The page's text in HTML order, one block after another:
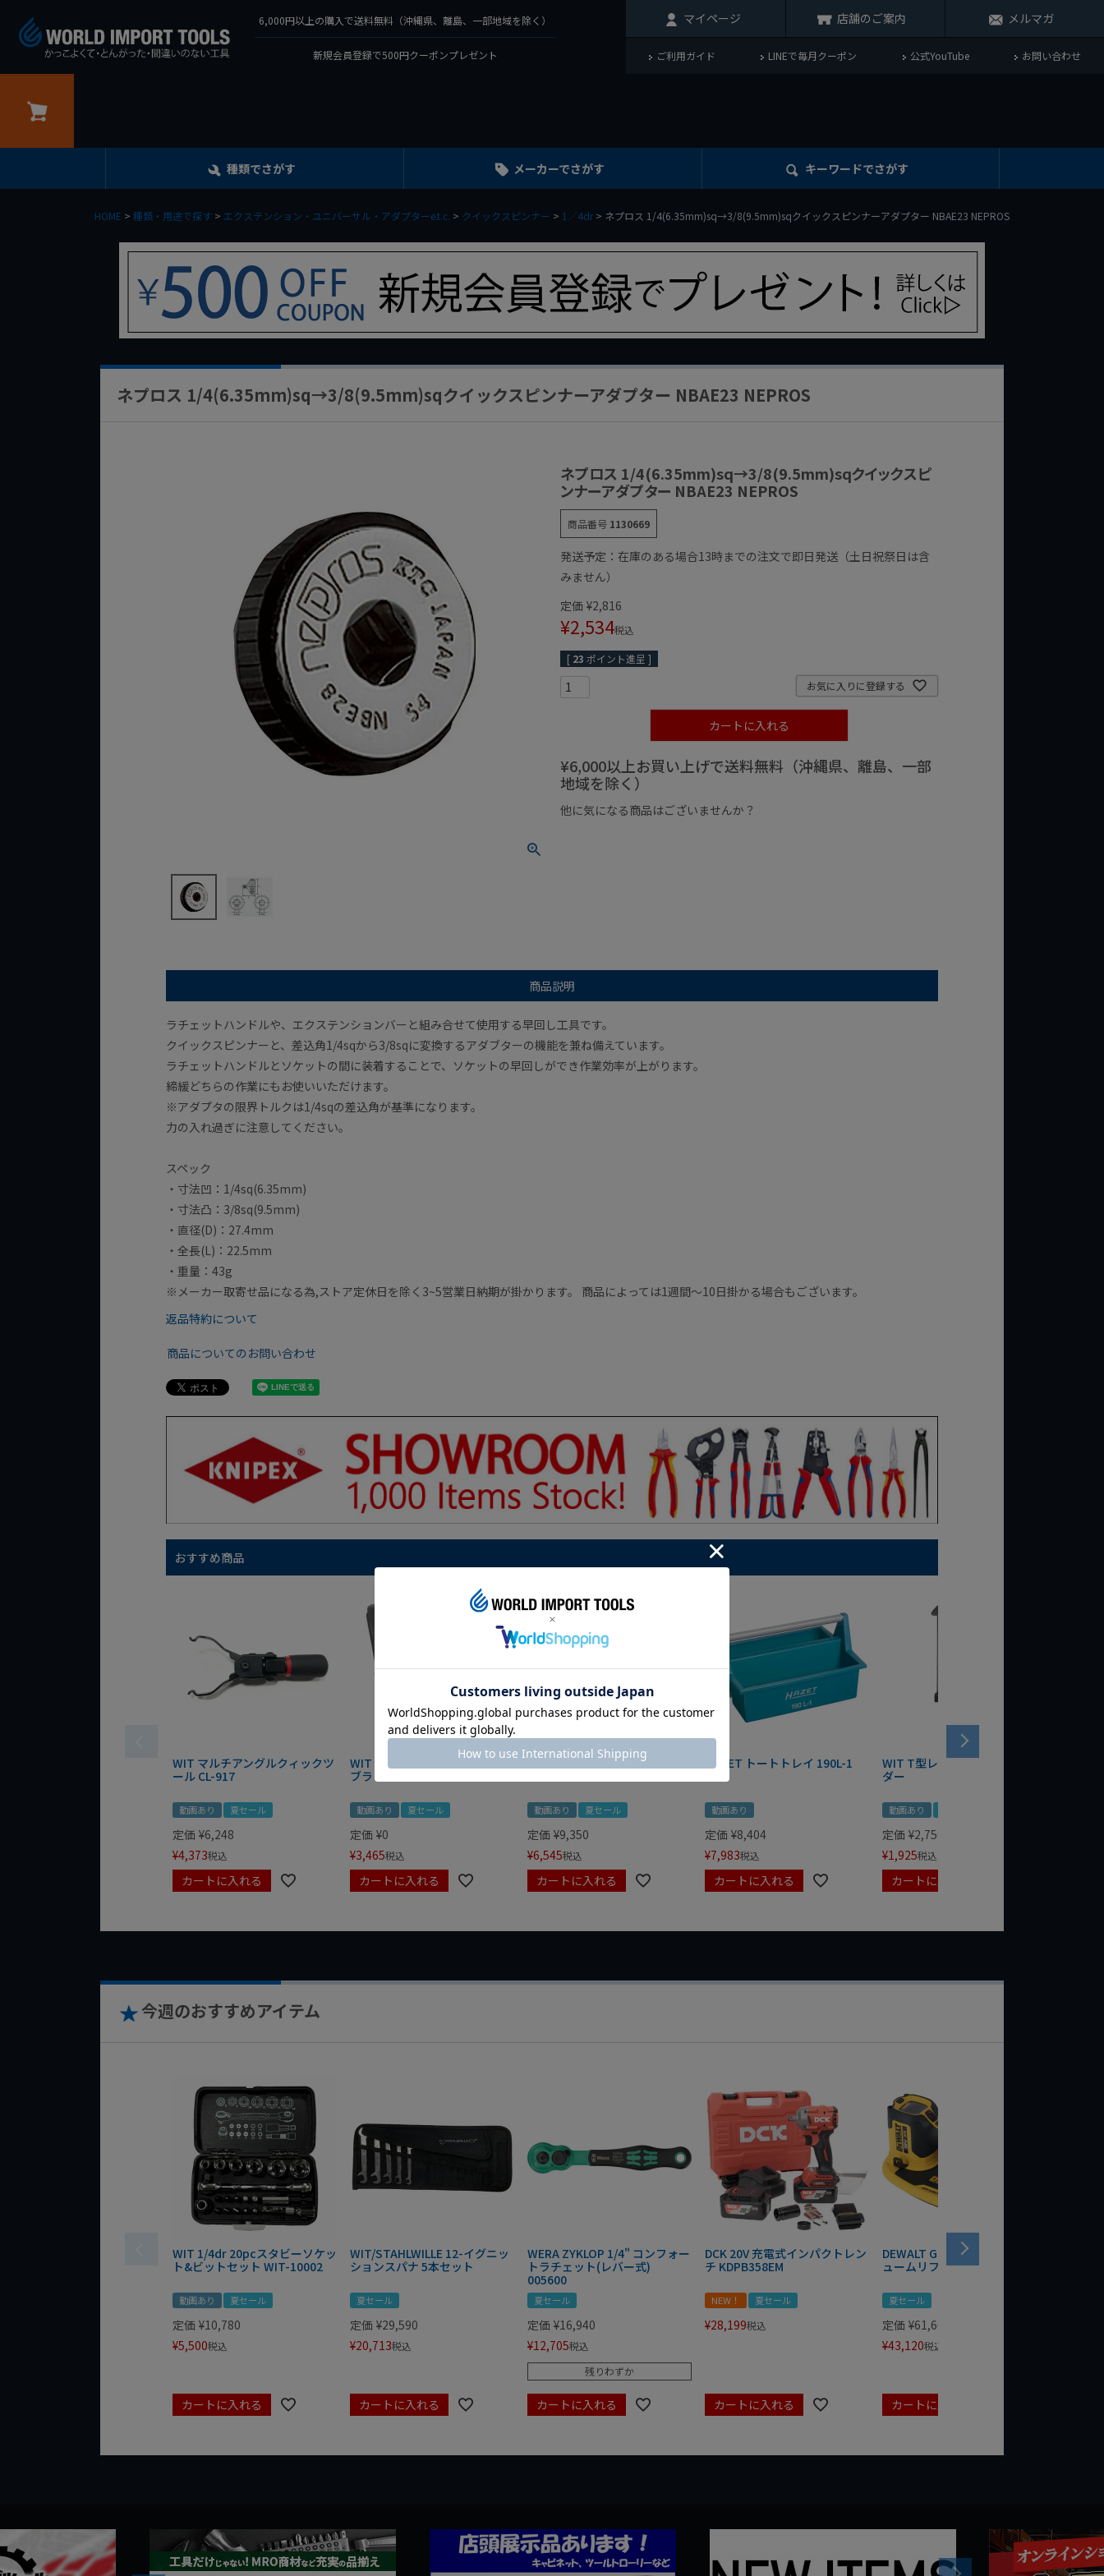
6,000円以上の購入で送料無料（沖縄県、離島、一部地域を除く）
新規会員登録で500円クーポンプレゼント
マイページ 店舗のご案内 メルマガ
ご利用ガイド LINEで毎月クーポン 公式YouTube お問い合わせ
種類でさがす メーカーでさがす キーワードでさがす
HOME 種類・用途で探す エクステンション・ユニバーサル・アダプターe.t.c. クイックスピンナー 1／4dr ネプロス 1/4(6.35mm)sq→3/8(9.5mm)sqクイックスピンナーアダプター NBAE23 NEPROS
ネプロス 1/4(6.35mm)sq→3/8(9.5mm)sqクイックスピンナーアダプター NBAE23 NEPROS
ネプロス 1/4(6.35mm)sq→3/8(9.5mm)sqクイックスピ
ンナーアダプター NBAE23 NEPROS
商品番号 1130669
発送予定：在庫のある場合13時までの注文で即日発送（土日祝祭日は含
みません）
定価 ¥2,816
¥2,534税込
[ 23 ポイント進呈 ]
お気に入りに登録する
カートに入れる
¥6,000以上お買い上げで送料無料（沖縄県、離島、一部
地域を除く）
他に気になる商品はございませんか？
商品説明
ラチェットハンドルや、エクステンションバーと組み合せて使用する早回し工具です。
クイックスピンナーと、差込角1/4sqから3/8sqに変換するアダブターの機能を兼ね備えています。
ラチェットハンドルとソケットの間に装着することで、ソケットの早回しができ作業効率が上がります。
締緩どちらの作業にもお使いいただけます。
※アダプタの限界トルクは1/4sqの差込角が基準になります。
力の入れ過ぎに注意してください。
スペック
・寸法凹：1/4sq(6.35mm)
・寸法凸：3/8sq(9.5mm)
・直径(D)：27.4mm
・全長(L)：22.5mm
・重量：43g
※メーカー取寄せ品になる為,ストア定休日を除く3~5営業日納期が掛かります。 商品によっては1週間～10日掛かる場合もございます。
返品特約について
商品についてのお問い合わせ
おすすめ商品
WIT マルチアングルクィックツ
ール CL-917
動画あり 夏セール
定価 ¥6,248
¥4,373税込
カートに入れる
WIT マグネットツールマット
ブラック
動画あり 夏セール
定価 ¥0
¥3,465税込
カートに入れる
クニペックス コブラ クイック
動画あり 夏セール
定価 ¥9,350
¥6,545税込
カートに入れる
HAZET トートトレイ 190L-1
動画あり
定価 ¥8,404
¥7,983税込
カートに入れる
WIT T型レンチマグネットホル
ダー
動画あり
定価 ¥2,750
¥1,925税込
カートに入れる
今週のおすすめアイテム
WIT 1/4dr 20pcスタビーソケッ
ト&ビットセット WIT-10002
動画あり 夏セール
定価 ¥10,780
¥5,500税込
カートに入れる
WIT/STAHLWILLE 12-イグニッ
ションスパナ 5本セット
夏セール
定価 ¥29,590
¥20,713税込
カートに入れる
WERA ZYKLOP 1/4" コンフォー
トラチェット(レバー式)
005600
夏セール
定価 ¥16,940
¥12,705税込
残りわずか
カートに入れる
DCK 20V 充電式インパクトレン
チ KDPB358EM
NEW！ 夏セール
¥28,199税込
カートに入れる
DEWALT GRABO 18V電動バキ
ュームリフター DCE590N-XJ
夏セール
定価 ¥61,600
¥43,120税込
カートに入れる